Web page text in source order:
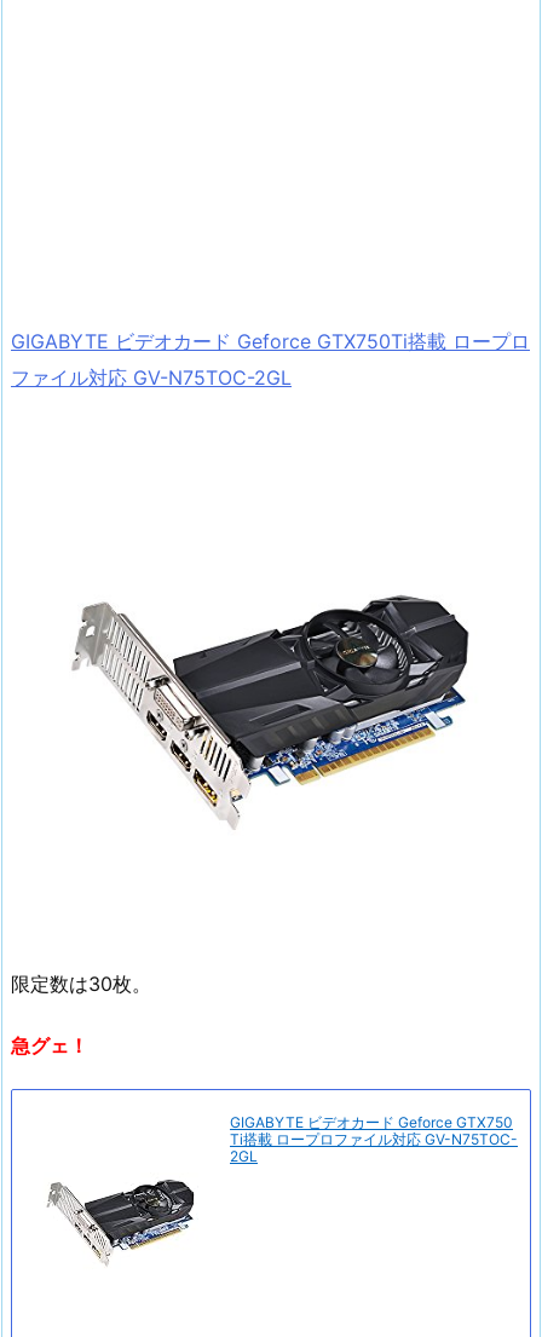
GIGABYTE ビデオカード Geforce GTX750Ti搭載 ロープロ
ファイル対応 GV-N75TOC-2GL
限定数は30枚。
急グェ！
GIGABYTE ビデオカード Geforce GTX750
Ti搭載 ロープロファイル対応 GV-N75TOC-
2GL